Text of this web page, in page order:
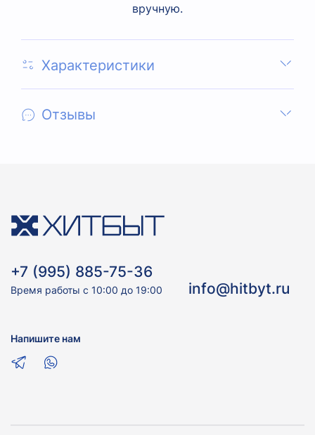
вручную.
Характеристики
Отзывы
+7 (995) 885-75-36
Время работы с 10:00 до 19:00 info@hitbyt.ru
Напишите нам